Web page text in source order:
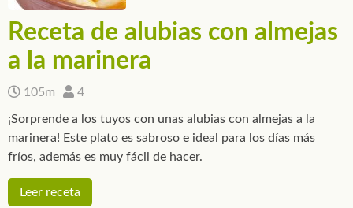
Receta de alubias con almejas
a la marinera
105m 4
¡Sorprende a los tuyos con unas alubias con almejas a la
marinera! Este plato es sabroso e ideal para los días más
fríos, además es muy fácil de hacer.
Leer receta